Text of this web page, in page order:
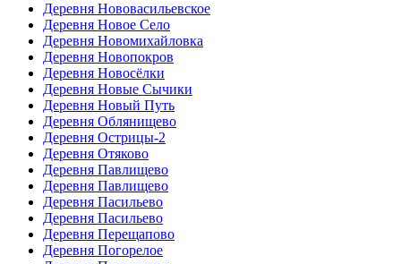
Деревня Нововасильевское
Деревня Новое Село
Деревня Новомихайловка
Деревня Новопокров
Деревня Новосёлки
Деревня Новые Сычики
Деревня Новый Путь
Деревня Облянищево
Деревня Острицы-2
Деревня Отяково
Деревня Павлищево
Деревня Павлищево
Деревня Пасильево
Деревня Пасильево
Деревня Перещапово
Деревня Погорелое